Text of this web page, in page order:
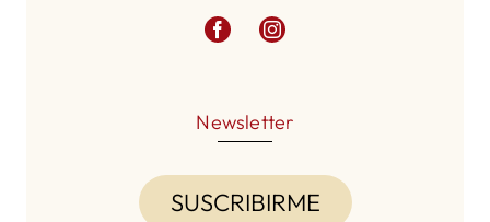
Newsletter
SUSCRIBIRME